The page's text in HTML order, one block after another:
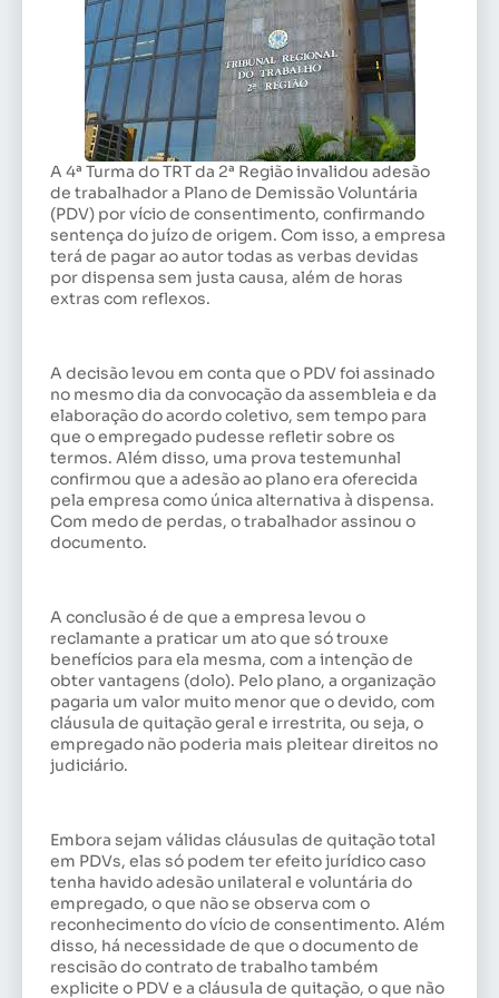
A 4ª Turma do TRT da 2ª Região invalidou adesão
de trabalhador a Plano de Demissão Voluntária
(PDV) por vício de consentimento, confirmando
sentença do juízo de origem. Com isso, a empresa
terá de pagar ao autor todas as verbas devidas
por dispensa sem justa causa, além de horas
extras com reflexos.
A decisão levou em conta que o PDV foi assinado
no mesmo dia da convocação da assembleia e da
elaboração do acordo coletivo, sem tempo para
que o empregado pudesse refletir sobre os
termos. Além disso, uma prova testemunhal
confirmou que a adesão ao plano era oferecida
pela empresa como única alternativa à dispensa.
Com medo de perdas, o trabalhador assinou o
documento.
A conclusão é de que a empresa levou o
reclamante a praticar um ato que só trouxe
benefícios para ela mesma, com a intenção de
obter vantagens (dolo). Pelo plano, a organização
pagaria um valor muito menor que o devido, com
cláusula de quitação geral e irrestrita, ou seja, o
empregado não poderia mais pleitear direitos no
judiciário.
Embora sejam válidas cláusulas de quitação total
em PDVs, elas só podem ter efeito jurídico caso
tenha havido adesão unilateral e voluntária do
empregado, o que não se observa com o
reconhecimento do vício de consentimento. Além
disso, há necessidade de que o documento de
rescisão do contrato de trabalho também
explicite o PDV e a cláusula de quitação, o que não